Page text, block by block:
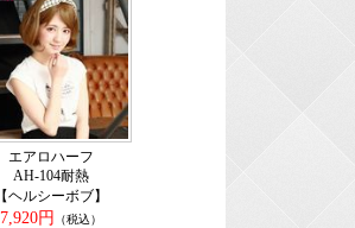
エアロハーフ
AH-104耐熱
【ヘルシーボブ】
7,920円
（税込）